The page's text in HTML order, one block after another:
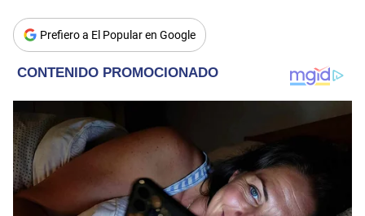
Prefiero a El Popular en Google